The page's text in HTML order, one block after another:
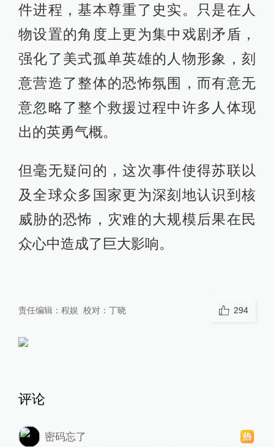
件进程，基本尊重了史实。只是在人
物设置的角度上更为集中戏剧矛盾，
强化了美式孤单英雄的人物形象，刻
意营造了整体的恐怖氛围，而有意无
意忽略了整个救援过程中许多人体现
出的英勇气概。
但毫无疑问的，这次事件使得苏联以
及全球众多国家更为深刻地认识到核
威胁的恐怖，灾难的大规模后果在民
众心中造成了巨大影响。
责任编辑： 程娱 校对： 丁晓 294
评论
密码忘了